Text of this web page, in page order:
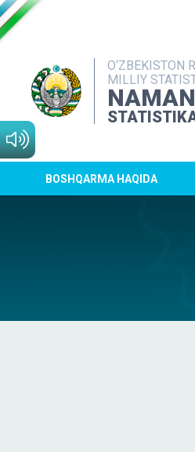
O‘ZBEKISTON
MILLIY
BOSHQARMA HAQIDA